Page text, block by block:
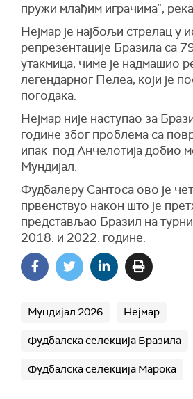
пружи млађим играчима”,
Нејмар је најбољи стрелац у
репрезентације Бразила са
утакмица, чиме је надмашио
легендарног Пелеа, који је
погодака.
Нејмар није наступао за
године због проблема са
ипак под Анчелотија добио
Мундијал.
Фудбалеру Сантоса ово је
првенствуо након што је
представљао Бразил на
2018. и 2022. године.
Мундијал 2026 Нејмар
Фудбалска селекција Бразила
Фудбалска селекција Марока